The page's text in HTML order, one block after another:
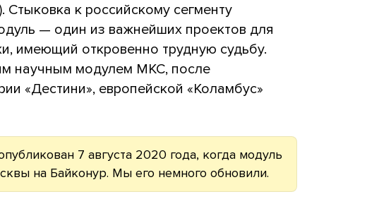
Стыковка к российскому сегменту
— один из важнейших проектов для
имеющий откровенно трудную судьбу.
научным модулем МКС, после
«Дестини», европейской «Коламбус»
7 августа 2020 года, когда модуль
на Байконур. Мы его немного обновили.